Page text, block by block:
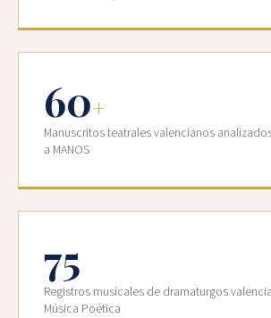
60+
Manuscritos teatrales valencianos
a MANOS
75
Registros musicales de dramaturgos
Música Poética